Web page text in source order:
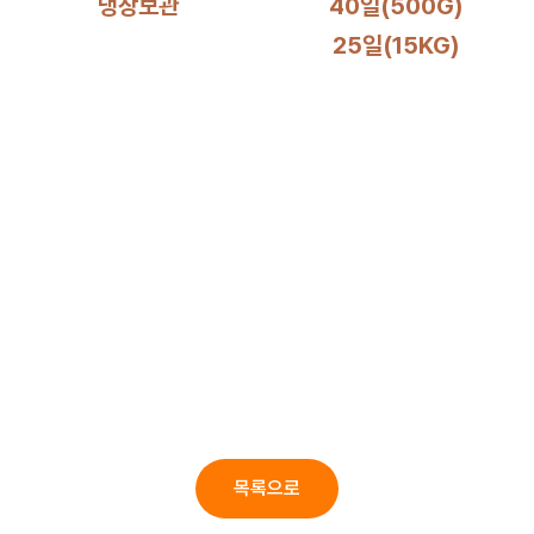
냉장보관
40일(500G)
25일(15KG)
목록으로